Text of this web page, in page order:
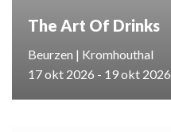
The Art Of Drinks
Beurzen | Kromhouthal
17 okt 2026 - 19 okt 2026